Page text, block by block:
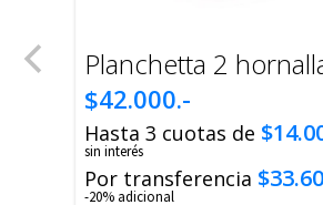
Planchetta 2
$42.000.-
Hasta 3 cuotas de
sin interés
Por transferencia
-20% adicional